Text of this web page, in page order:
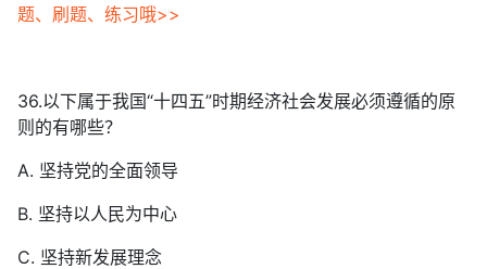
题、刷题、练习哦>>
36.以下属于我国“十四五”时期经济社会发展必须遵循的原
则的有哪些？
A. 坚持党的全面领导
B. 坚持以人民为中心
C. 坚持新发展理念